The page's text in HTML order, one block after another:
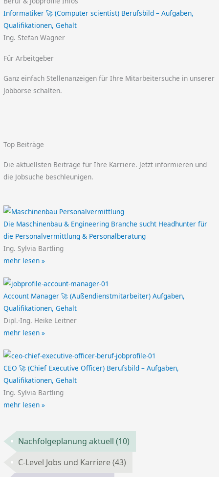
Informatiker 🚀 (Computer scientist) Berufsbild – Aufgaben,
Qualifikationen, Gehalt
Ing. Stefan Wagner
Für Arbeitgeber
Ganz einfach Stellenanzeigen für Ihre Mitarbeitersuche in unserer
Jobbörse schalten.
Top Beiträge
Die aktuellsten Beiträge für Ihre Karriere. Jetzt informieren und
die Jobsuche beschleunigen.
Die Maschinenbau & Engineering Branche sucht Headhunter für
die Personalvermittlung & Personalberatung
Ing. Sylvia Bartling
mehr lesen »
Account Manager 🚀 (Außendienstmitarbeiter) Aufgaben,
Qualifikationen, Gehalt
Dipl.-Ing. Heike Leitner
mehr lesen »
CEO 🚀 (Chief Executive Officer) Berufsbild – Aufgaben,
Qualifikationen, Gehalt
Ing. Sylvia Bartling
mehr lesen »
Nachfolgeplanung aktuell(10)
C-Level Jobs und Karriere(43)